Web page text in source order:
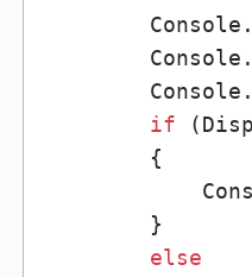
if
        {
        }
else